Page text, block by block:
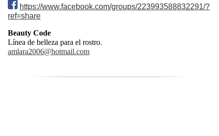
https://www.facebook.com/groups/223993588832291/?
ref=share
Beauty Code
Línea de belleza para el rostro.
amlara2006@hotmail.com